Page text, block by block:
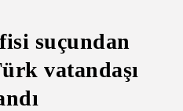
suçundan
vatandaşı